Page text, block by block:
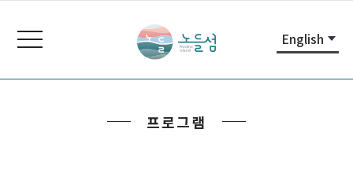
바
로
들
toggle
navigation English
프로그램